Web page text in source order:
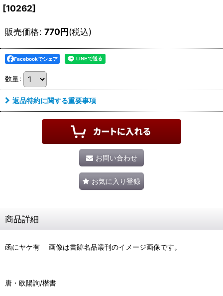
[10262]
販売価格: 770円(税込)
Facebookでシェア
数量:
返品特約に関する重要事項
お問い合わせ
お気に入り登録
商品詳細
函にヤケ有 画像は書跡名品叢刊のイメージ画像です。
唐・欧陽詢/楷書